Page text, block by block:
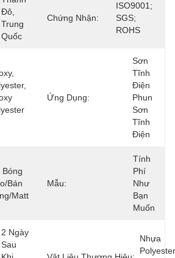
Đô,
Trung
Quốc
Chứng Nhận:
ISO9001;
SGS;
ROHS
Ứng Dụng:
Sơn
Tĩnh
Điện
Phun
Sơn
Tĩnh
Điện
bán
matt
Mẫu:
Tính
Phí
Như
Bạn
Muốn
2 Ngày
Sau
Nhựa
Polyester